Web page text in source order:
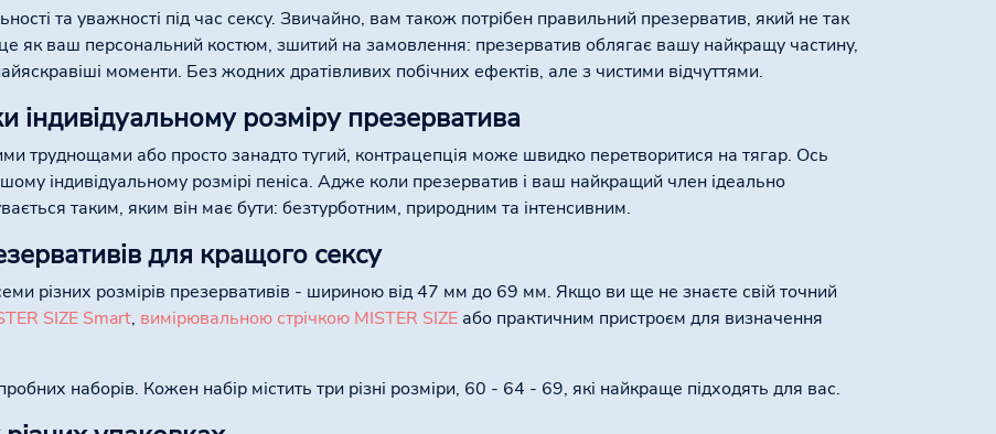
та уважності під час сексу. Звичайно, вам також потрібен правильний презерватив, який не так
як ваш персональний костюм, зшитий на замовлення: презерватив облягає вашу найкращу частину,
моменти. Без жодних дратівливих побічних ефектів, але з чистими відчуттями.
індивідуальному розміру презерватива
труднощами або просто занадто тугий, контрацепція може швидко перетворитися на тягар. Ось
індивідуальному розмірі пеніса. Адже коли презерватив і ваш найкращий член ідеально
таким, яким він має бути: безтурботним, природним та інтенсивним.
для кращого сексу
різних розмірів презервативів - шириною від 47 мм до 69 мм. Якщо ви ще не знаєте свій точний
SIZE Smart, вимірювальною стрічкою MISTER SIZE або практичним пристроєм для визначення
наборів. Кожен набір містить три різні розміри, 60 - 64 - 69, які найкраще підходять для вас.